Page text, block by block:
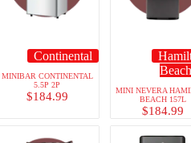
Continental
MINIBAR CONTINENTAL
5.5P 2P
$184.99
Beach
MINI NEVERA
BEACH 157L
$184.99